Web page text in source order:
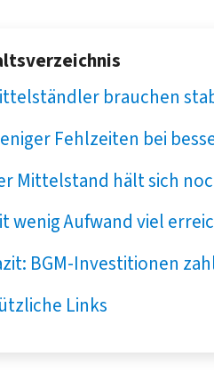
brauchen
Fehlzeiten bei
Mittelstand hält sich
wenig Aufwand viel
BGM-Investitionen
Links